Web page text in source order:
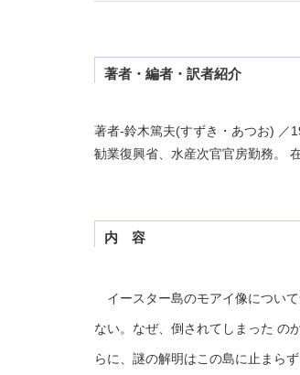
著者・編者・訳者紹介
著者-鈴木篤夫(すずき・あつお) ／
勧業復興省、水産次官官房勤務。
内 容
イースター島のモアイ像につい
ない。なぜ、倒されてしまった の
らに、謎の解明はこの島に止まら